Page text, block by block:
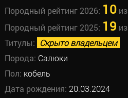
Породный рейтинг 2026: 10из
Породный рейтинг 2025: 19 из
Титулы: Скрыто владельцем
Порода: Салюки
Пол: кобель
Дата рождения: 20.03.2024